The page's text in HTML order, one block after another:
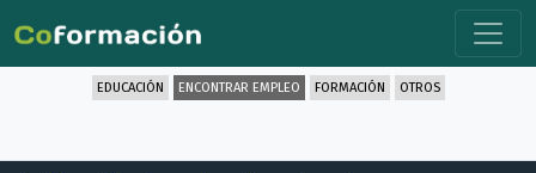
EDUCACIÓN ENCONTRAR EMPLEO FORMACIÓN OTROS